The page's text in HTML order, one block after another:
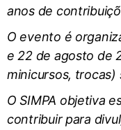
anos de
O evento é
e 22 de agosto de
minicursos, trocas)
O SIMPA objetiva
contribuir para